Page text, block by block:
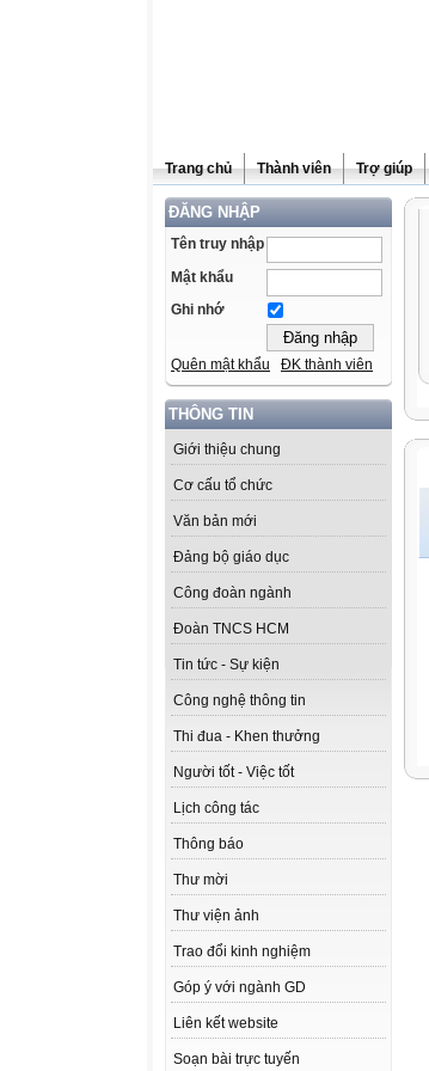
Trang chủ Thành viên Trợ giúp
ĐĂNG NHẬP
Tên truy nhập
Mật khẩu
Ghi nhớ
Quên mật khẩu ĐK thành viên
THÔNG TIN
Giới thiệu chung
Cơ cấu tổ chức
Văn bản mới
Đảng bộ giáo dục
Công đoàn ngành
Đoàn TNCS HCM
Tin tức - Sự kiện
Công nghệ thông tin
Thi đua - Khen thưởng
Người tốt - Việc tốt
Lịch công tác
Thông báo
Thư mời
Thư viện ảnh
Trao đổi kinh nghiệm
Góp ý với ngành GD
Liên kết website
Soạn bài trực tuyến